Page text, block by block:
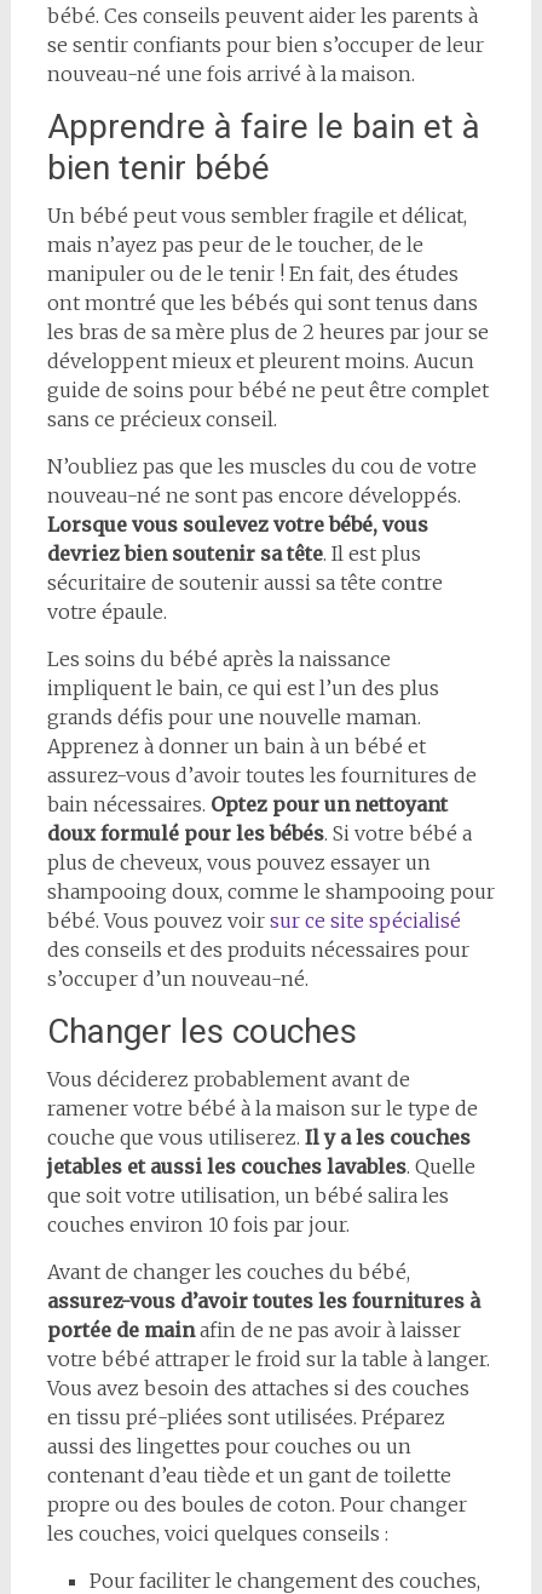
bébé. Ces conseils peuvent aider les parents à
se sentir confiants pour bien s’occuper de leur
nouveau-né une fois arrivé à la maison.
Apprendre à faire le bain et à
bien tenir bébé
Un bébé peut vous sembler fragile et délicat,
mais n’ayez pas peur de le toucher, de le
manipuler ou de le tenir ! En fait, des études
ont montré que les bébés qui sont tenus dans
les bras de sa mère plus de 2 heures par jour se
développent mieux et pleurent moins. Aucun
guide de soins pour bébé ne peut être complet
sans ce précieux conseil.
N’oubliez pas que les muscles du cou de votre
nouveau-né ne sont pas encore développés.
Lorsque vous soulevez votre bébé, vous
devriez bien soutenir sa tête. Il est plus
sécuritaire de soutenir aussi sa tête contre
votre épaule.
Les soins du bébé après la naissance
impliquent le bain, ce qui est l’un des plus
grands défis pour une nouvelle maman.
Apprenez à donner un bain à un bébé et
assurez-vous d’avoir toutes les fournitures de
bain nécessaires. Optez pour un nettoyant
doux formulé pour les bébés. Si votre bébé a
plus de cheveux, vous pouvez essayer un
shampooing doux, comme le shampooing pour
bébé. Vous pouvez voir sur ce site spécialisé
des conseils et des produits nécessaires pour
s’occuper d’un nouveau-né.
Changer les couches
Vous déciderez probablement avant de
ramener votre bébé à la maison sur le type de
couche que vous utiliserez. Il y a les couches
jetables et aussi les couches lavables. Quelle
que soit votre utilisation, un bébé salira les
couches environ 10 fois par jour.
Avant de changer les couches du bébé,
assurez-vous d’avoir toutes les fournitures à
portée de mainafin de ne pas avoir à laisser
votre bébé attraper le froid sur la table à langer.
Vous avez besoin des attaches si des couches
en tissu pré-pliées sont utilisées. Préparez
aussi des lingettes pour couches ou un
contenant d’eau tiède et un gant de toilette
propre ou des boules de coton. Pour changer
les couches, voici quelques conseils :
Pour faciliter le changement des couches,